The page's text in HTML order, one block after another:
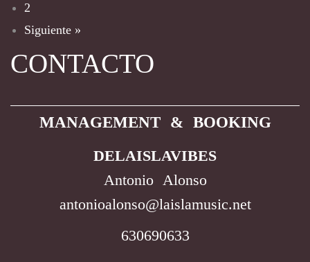
2
Siguiente »
CONTACTO
MANAGEMENT & BOOKING
DELAISLAVIBES
Antonio Alonso
antonioalonso@laislamusic.net
630690633